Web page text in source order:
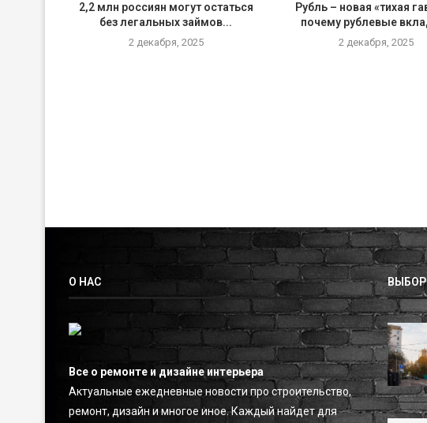
2,2 млн россиян могут остаться
без легальных займов...
2 декабря, 2025
Рубль – новая «тихая
почему рублевые
2 декабря, 2025
О НАС
Все о ремонте и дизайне интерьера
Актуальные ежедневные новости про строительство,
ремонт, дизайн и многое иное. Каждый найдет для
ВЫБОР